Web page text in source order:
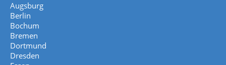
Augsburg
Berlin
Bochum
Bremen
Dortmund
Dresden